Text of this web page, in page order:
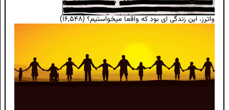
واترز، این زندگی ای بود که واقعا میخواستیم؟ (۱۶,۵۴۸)